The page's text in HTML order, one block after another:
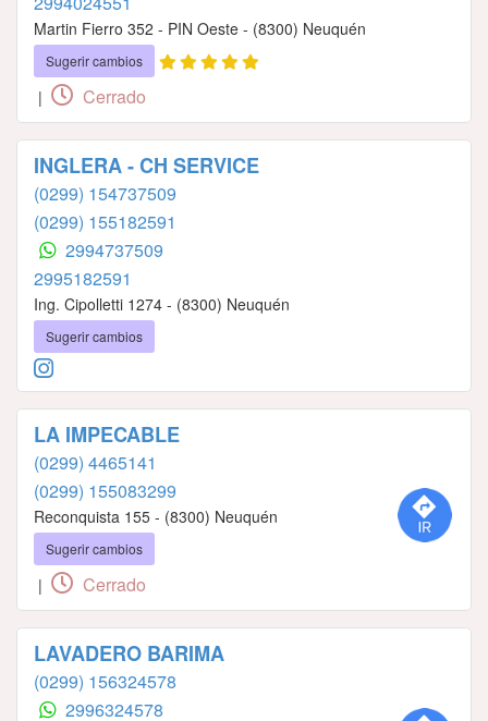
Martin Fierro 352 - PIN Oeste - (8300) Neuquén
Sugerir cambios
| Cerrado
INGLERA - CH SERVICE
(0299) 154737509
(0299) 155182591
2994737509
2995182591
Ing. Cipolletti 1274 - (8300) Neuquén
Sugerir cambios
LA IMPECABLE
(0299) 4465141
(0299) 155083299
Reconquista 155 - (8300) Neuquén
Sugerir cambios
| Cerrado
LAVADERO BARIMA
(0299) 156324578
2996324578